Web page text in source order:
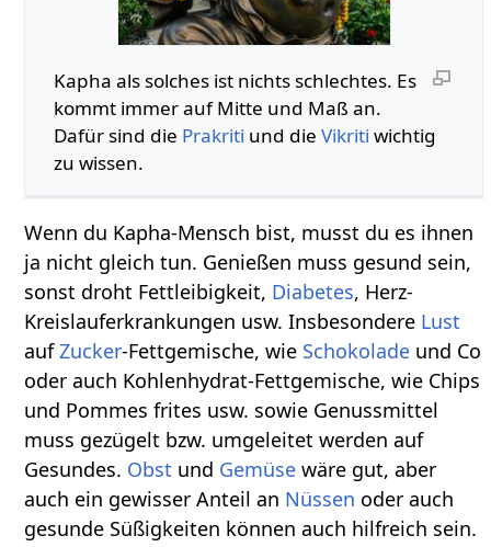
Kapha als solches ist nichts schlechtes. Es
kommt immer auf Mitte und Maß an.
Dafür sind die Prakriti und die Vikriti wichtig
zu wissen.
Wenn du Kapha-Mensch bist, musst du es ihnen
ja nicht gleich tun. Genießen muss gesund sein,
sonst droht Fettleibigkeit, Diabetes, Herz-
Kreislauferkrankungen usw. Insbesondere Lust
aufZucker-Fettgemische, wie Schokolade und Co
oder auch Kohlenhydrat-Fettgemische, wie Chips
und Pommes frites usw. sowie Genussmittel
muss gezügelt bzw. umgeleitet werden auf
Gesundes. Obst und Gemüse wäre gut, aber
auch ein gewisser Anteil an Nüssen oder auch
gesunde Süßigkeiten können auch hilfreich sein.